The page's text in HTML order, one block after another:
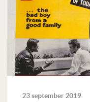
23 september 2019